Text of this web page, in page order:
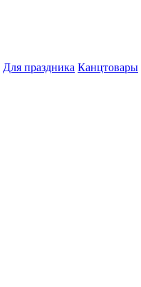
Для праздника Канцтовары